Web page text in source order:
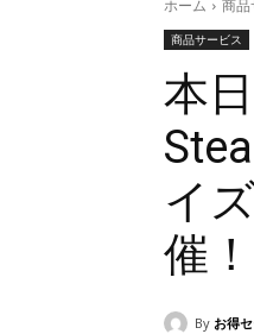
ホーム 商品
商品サービス
本
イ
催
By お得